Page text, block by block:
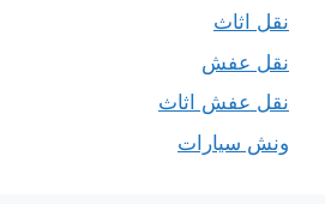
نقل اثاث
نقل عفش
نقل عفش اثاث
ونش سيارات